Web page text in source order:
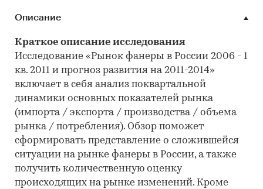
Описание
Краткое описание исследования
Исследование «Рынок фанеры в России 2006 - 1
кв. 2011 и прогноз развития на 2011-2014»
включает в себя анализ поквартальной
динамики основных показателей рынка
(импорта / экспорта / производства / объема
рынка / потребления). Обзор поможет
сформировать представление о сложившейся
ситуации на рынке фанеры в России, а также
получить количественную оценку
происходящих на рынке изменений. Кроме